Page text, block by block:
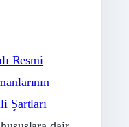
Resmi
Şartları